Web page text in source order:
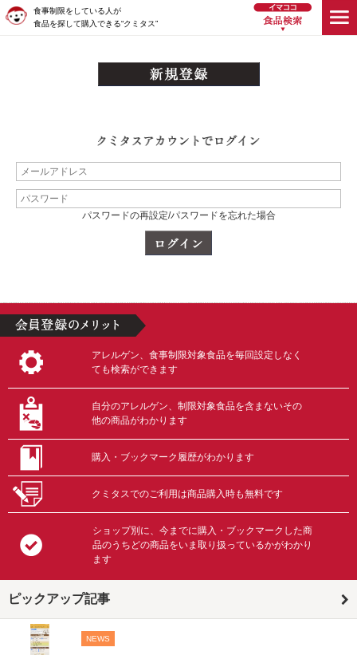
食事制限をしている人が
食品を探して購入できる“クミタス”
パスワードの再設定/パスワードを忘れた場合
アレルゲン、食事制限対象食品を毎回設定しなく
ても検索ができます
自分のアレルゲン、制限対象食品を含まないその
他の商品がわかります
購入・ブックマーク履歴がわかります
クミタスでのご利用は商品購入時も無料です
ショップ別に、今までに購入・ブックマークした商
品のうちどの商品をいま取り扱っているかがわかり
ます
ピックアップ記事
NEWS